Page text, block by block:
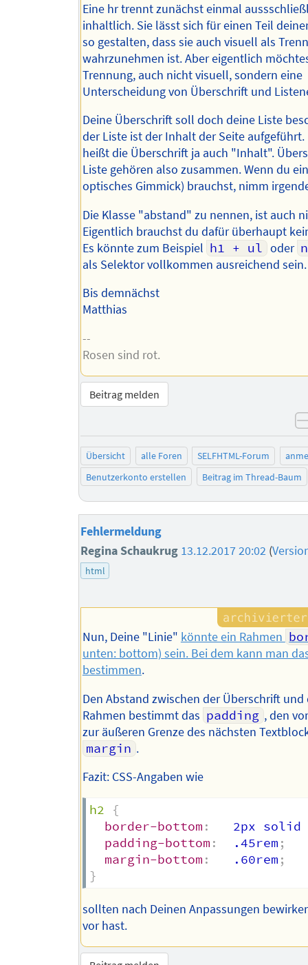
Eine hr trennt zunächst einmal
inhaltlich. Sie lässt sich für einen Teil
so gestalten, dass sie auch visuell als
wahrzunehmen ist. Aber eigentlich
Trennung, auch nicht visuell, sondern eine
Unterscheidung von Überschrift und
Deine Überschrift soll doch deine Liste
der Liste ist der Inhalt der Seite aufgeführt.
heißt die Überschrift ja auch "Inhalt".
Liste gehören also zusammen. Wenn du
optisches Gimmick) brauchst, nimm
Die Klasse "abstand" zu nennen, ist auch
Eigentlich brauchst du dafür überhaupt
Es könnte zum Beispiel h1 + ul oder
als Selektor vollkommen ausreichend sein.
Bis demnächst
Matthias
--
Rosen sind rot.
Beitrag melden
Übersicht alle Foren SELFHTML-Forum
Benutzerkonto erstellen
Beitrag im Thread-Baum
Fehlermeldung
Regina Schaukrug 13.12.2017 20:02 (
html
Nun, Deine "Linie" könnte ein Rahmen
unten: bottom) sein. Bei dem kann man
bestimmen.
Den Abstand zwischen der Überschrift und
Rahmen bestimmt das padding , den
zur äußeren Grenze des nächsten
margin .
Fazit: CSS-Angaben wie
h2
{
border-bottom :
2px solid
padding-bottom :
  .45rem
;
margin-bottom :
   .60rem
;
}
sollten nach Deinen Anpassungen
vor hast.